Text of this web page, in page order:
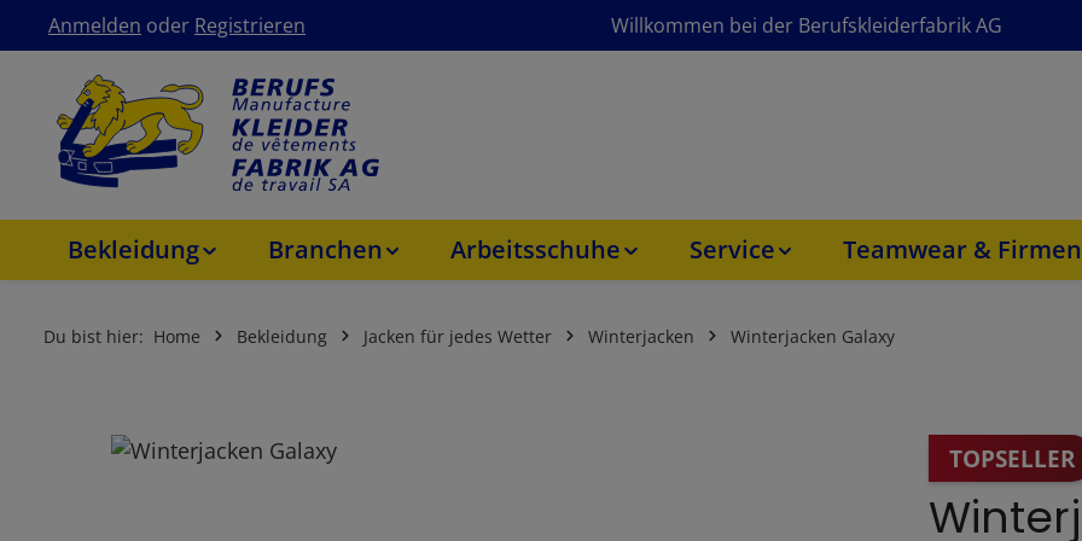
Hauptinhalt springen
Zur Hauptnavigation springen
Anmelden oder Registrieren Willkommen bei der Berufskleiderfabrik AG
Bekleidung Branchen Arbeitsschuhe Service Teamwear &
Du bist hier: Home Bekleidung Jacken für jedes Wetter Winterjacken Winterjacken Galaxy
Bildergalerie überspringen TOPSELLER